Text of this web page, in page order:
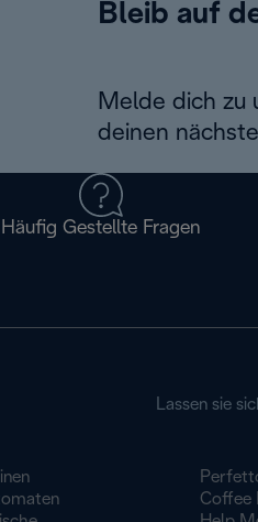
Bleib auf
Melde dich zu
deinen
Häufig Gestellte Fragen
Lassen sie
Coffee